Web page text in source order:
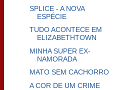
SPLICE - A NOVA
ESPÉCIE
TUDO ACONTECE EM
ELIZABETHTOWN
MINHA SUPER EX-
NAMORADA
MATO SEM CACHORRO
A COR DE UM CRIME